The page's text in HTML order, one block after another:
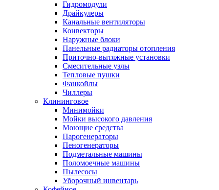
Гидромодули
Драйкулеры
Канальные вентиляторы
Конвекторы
Наружные блоки
Панельные радиаторы отопления
Приточно-вытяжные установки
Смесительные узлы
Тепловые пушки
Фанкойлы
Чиллеры
Клининговое
Минимойки
Мойки высокого давления
Моющие средства
Парогенераторы
Пеногенераторы
Подметальные машины
Поломоечные машины
Пылесосы
Уборочный инвентарь